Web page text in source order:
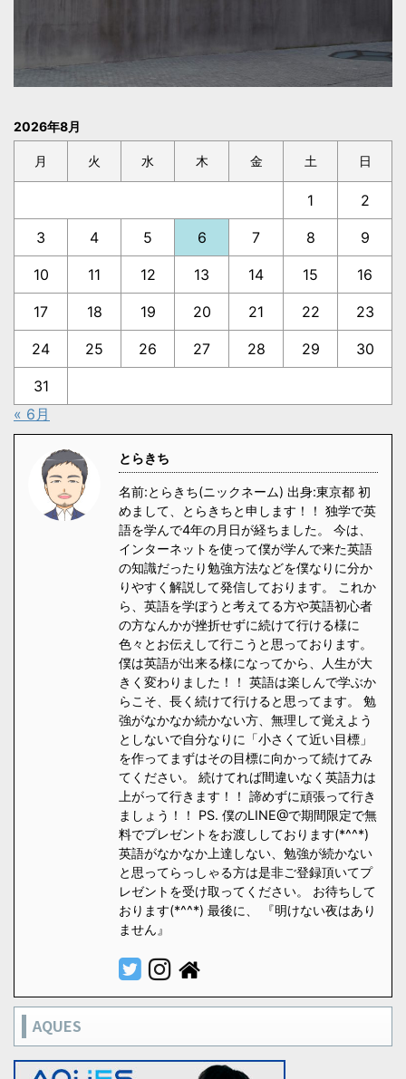
2026年8月
月 火 水 木 金 土 日
1 2
3 4 5 6 7 8 9
10 11 12 13 14 15 16
17 18 19 20 21 22 23
24 25 26 27 28 29 30
31
« 6月
とらきち
名前:とらきち(ニックネーム) 出身:東京都 初
めまして、とらきちと申します！！ 独学で英
語を学んで4年の月日が経ちました。 今は、
インターネットを使って僕が学んで来た英語
の知識だったり勉強方法などを僕なりに分か
りやすく解説して発信しております。 これか
ら、英語を学ぼうと考えてる方や英語初心者
の方なんかが挫折せずに続けて行ける様に
色々とお伝えして行こうと思っております。
僕は英語が出来る様になってから、人生が大
きく変わりました！！ 英語は楽しんで学ぶか
らこそ、長く続けて行けると思ってます。 勉
強がなかなか続かない方、無理して覚えよう
としないで自分なりに「小さくて近い目標」
を作ってまずはその目標に向かって続けてみ
てください。 続けてれば間違いなく英語力は
上がって行きます！！ 諦めずに頑張って行き
ましょう！！ PS. 僕のLINE@で期間限定で無
料でプレゼントをお渡ししております(*^^*)
英語がなかなか上達しない、勉強が続かない
と思ってらっしゃる方は是非ご登録頂いてプ
レゼントを受け取ってください。 お待ちして
おります(*^^*) 最後に、 『明けない夜はあり
ません』
AQUES